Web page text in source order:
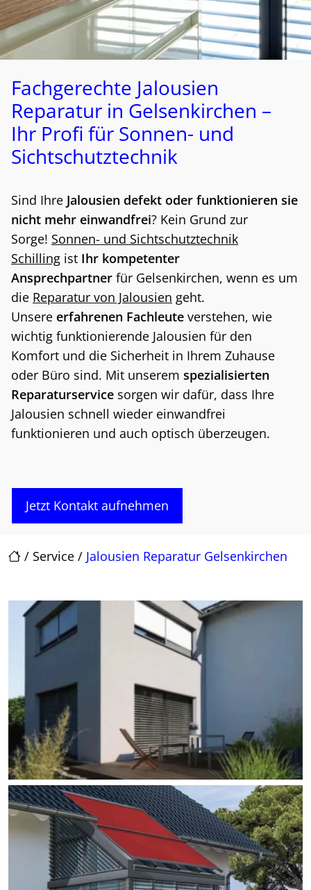
/ Service / Jalousien Reparatur Gelsenkirchen
Fachgerechte Jalousien
Reparatur in Gelsenkirchen –
Ihr Profi für Sonnen- und
Sichtschutztechnik
Sind Ihre Jalousien defekt oder funktionieren sie
nicht mehr einwandfrei? Kein Grund zur
Sorge! Sonnen- und Sichtschutztechnik
Schilling ist Ihr kompetenter
Ansprechpartner für Gelsenkirchen, wenn es um
die Reparatur von Jalousien geht.
Unsere erfahrenen Fachleute verstehen, wie
wichtig funktionierende Jalousien für den
Komfort und die Sicherheit in Ihrem Zuhause
oder Büro sind. Mit unserem spezialisierten
Reparaturservice sorgen wir dafür, dass Ihre
Jalousien schnell wieder einwandfrei
funktionieren und auch optisch überzeugen.
Jetzt Kontakt aufnehmen